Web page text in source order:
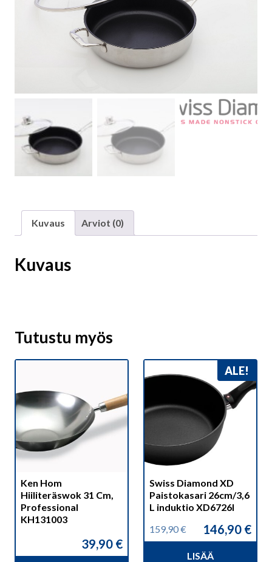
Kuvaus Arviot (0)
Kuvaus
Tutustu myös
Ken Hom
Hiiliteräswok 31 Cm,
Professional
KH131003
39,90 €
ALE!
Swiss Diamond XD
Paistokasari 26cm/3,6
L induktio XD6726I
159,90€
Alkuperäinen
hinta
146,90 €
Nykyinen
hinta
LISÄÄ